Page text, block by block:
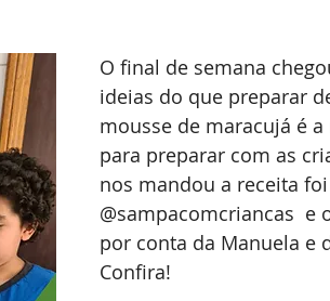
O final de semana
ideias do que preparar
mousse de maracujá é
para preparar com as
nos mandou a receita
@sampacomcriancas  e
por conta da Manuela e
Confira!